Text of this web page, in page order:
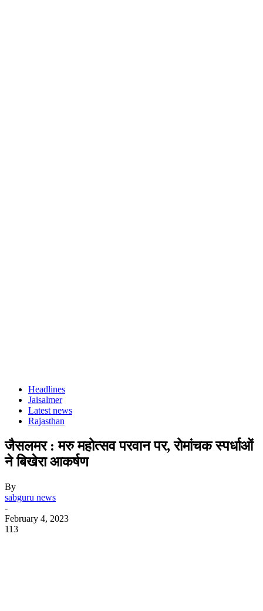
Headlines
Jaisalmer
Latest news
Rajasthan
जैसलमर : मरु महोत्सव परवान पर, रोमांचक स्पर्धाओं
ने बिखेरा आकर्षण
By
sabguru news
-
February 4, 2023
113